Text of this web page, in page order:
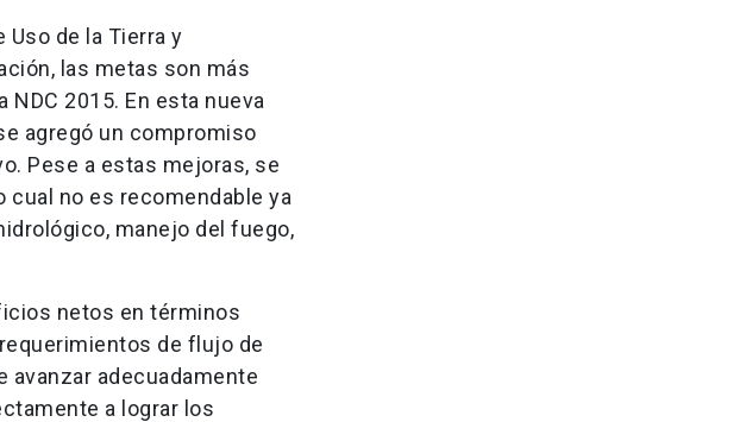
Uso de la Tierra y
las metas son más
2015. En esta nueva
agregó un compromiso
Pese a estas mejoras, se
no es recomendable ya
manejo del fuego,
netos en términos
de flujo de
avanzar adecuadamente
a lograr los